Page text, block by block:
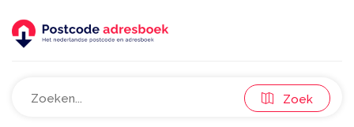
Zoek